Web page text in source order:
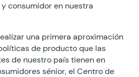
consumidor en nuestra
una primera aproximación
de producto que las
de nuestro país tienen en
sénior, el Centro de